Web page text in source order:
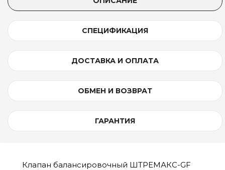
СПЕЦИФИКАЦИЯ
ДОСТАВКА И ОПЛАТА
ОБМЕН И ВОЗВРАТ
ГАРАНТИЯ
Клапан балансировочный ШТРЕМАКС-GF